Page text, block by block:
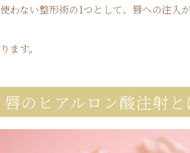
使わない整形術の1つとして、唇への注入
ります。
唇のヒアルロン酸注射と